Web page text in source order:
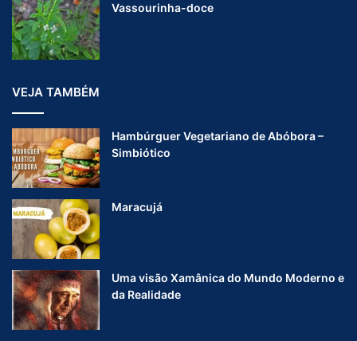
Vassourinha-doce
VEJA TAMBÉM
Hambúrguer Vegetariano de Abóbora –
Simbiótico
Maracujá
Uma visão Xamânica do Mundo Moderno e
da Realidade